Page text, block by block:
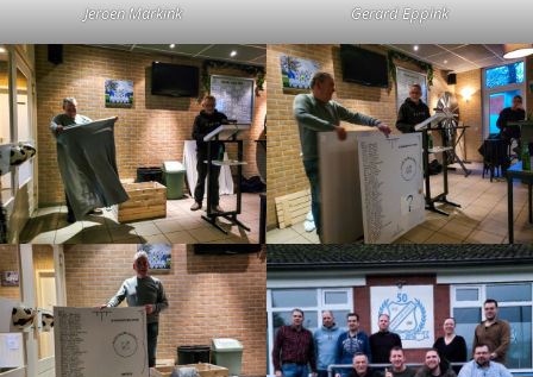
Jeroen Markink Gerard Eppink